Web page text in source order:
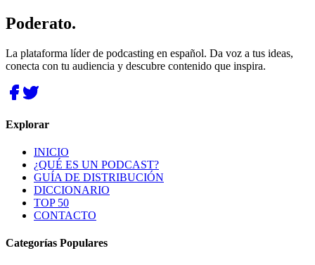
Poderato.
La plataforma líder de podcasting en español. Da voz a tus ideas,
conecta con tu audiencia y descubre contenido que inspira.
Explorar
INICIO
¿QUÉ ES UN PODCAST?
GUÍA DE DISTRIBUCIÓN
DICCIONARIO
TOP 50
CONTACTO
Categorías Populares